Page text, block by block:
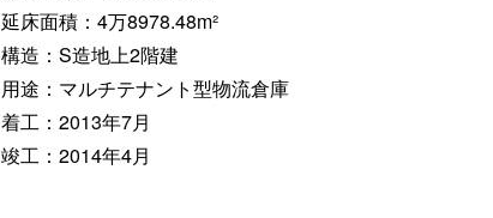
延床面積：4万8978.48m²
構造：S造地上2階建
用途：マルチテナント型物流倉庫
着工：2013年7月
竣工：2014年4月